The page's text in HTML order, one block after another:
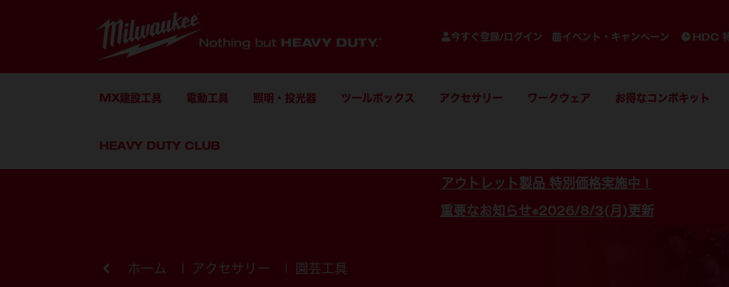
今すぐ登録/ログイン イベント・キャンペーン HDC
MX建設工具 電動工具 照明・投光器 ツールボックス アクセサリー ワークウェア お得なコンボキット
HEAVY DUTY CLUB
アウトレット製品 特別価格実施中！
重要なお知らせ※2026/8/3(月)更新
ホーム アクセサリー 園芸工具